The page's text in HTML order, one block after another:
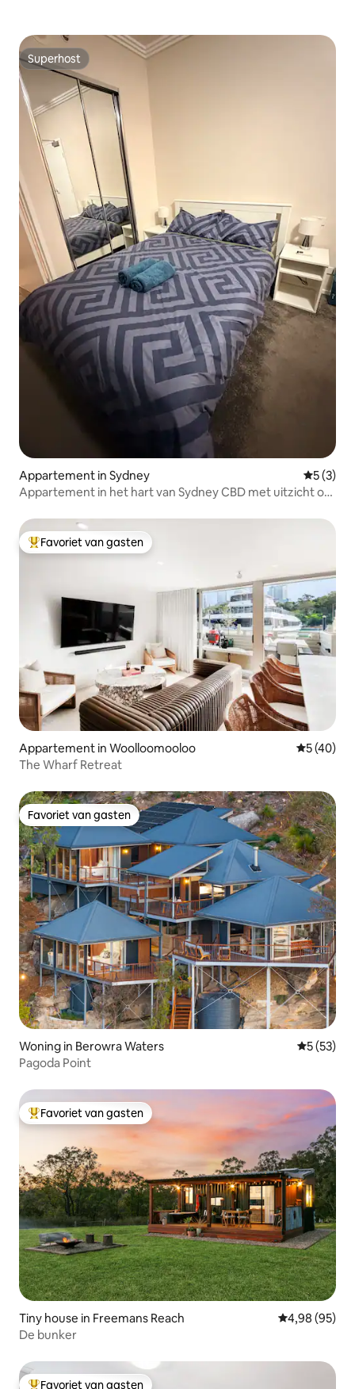
Superhost
Superhost
Appartement in Sydney
5 (3)
Appartement in het hart van Sydney CBD met uitzicht op
Topfavoriet van gasten
Favoriet van gasten
Appartement in Woolloomooloo
5 (40)
The Wharf Retreat
Favoriet van gasten
Favoriet van gasten
Woning in Berowra Waters
5 (53)
Pagoda Point
Topfavoriet van gasten
Favoriet van gasten
Tiny house in Freemans Reach Gemiddelde
4,98 (95)
De bunker
Favoriet van gasten